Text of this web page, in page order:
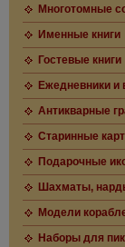
Многотомные
Именные книги
Гостевые книги
Ежедневники и
Антикварные
Старинные
Подарочные
Шахматы,
Модели
Наборы для